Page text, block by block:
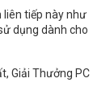
liên tiếp này như
dụng dành cho
Giải Thưởng PC